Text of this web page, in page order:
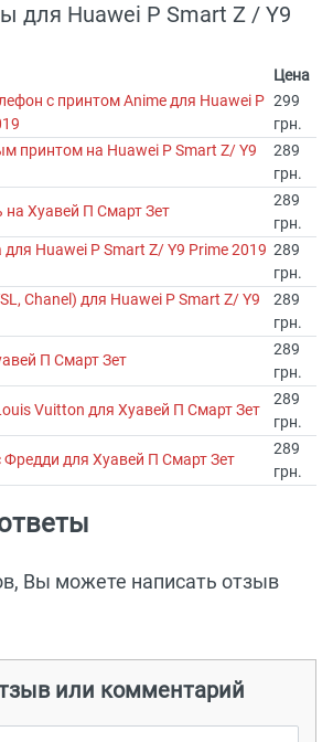
для Huawei P Smart Z / Y9
Цена
с принтом Anime для Huawei P 299
грн.
принтом на Huawei P Smart Z/ Y9
289
грн.
Хуавей П Смарт Зет
289
грн.
Huawei P Smart Z/ Y9 Prime 2019 289
грн.
Chanel) для Huawei P Smart Z/ Y9
289
грн.
П Смарт Зет
289
грн.
Vuitton для Хуавей П Смарт Зет
289
грн.
для Хуавей П Смарт Зет
289
грн.
Вы можете написать отзыв
или комментарий